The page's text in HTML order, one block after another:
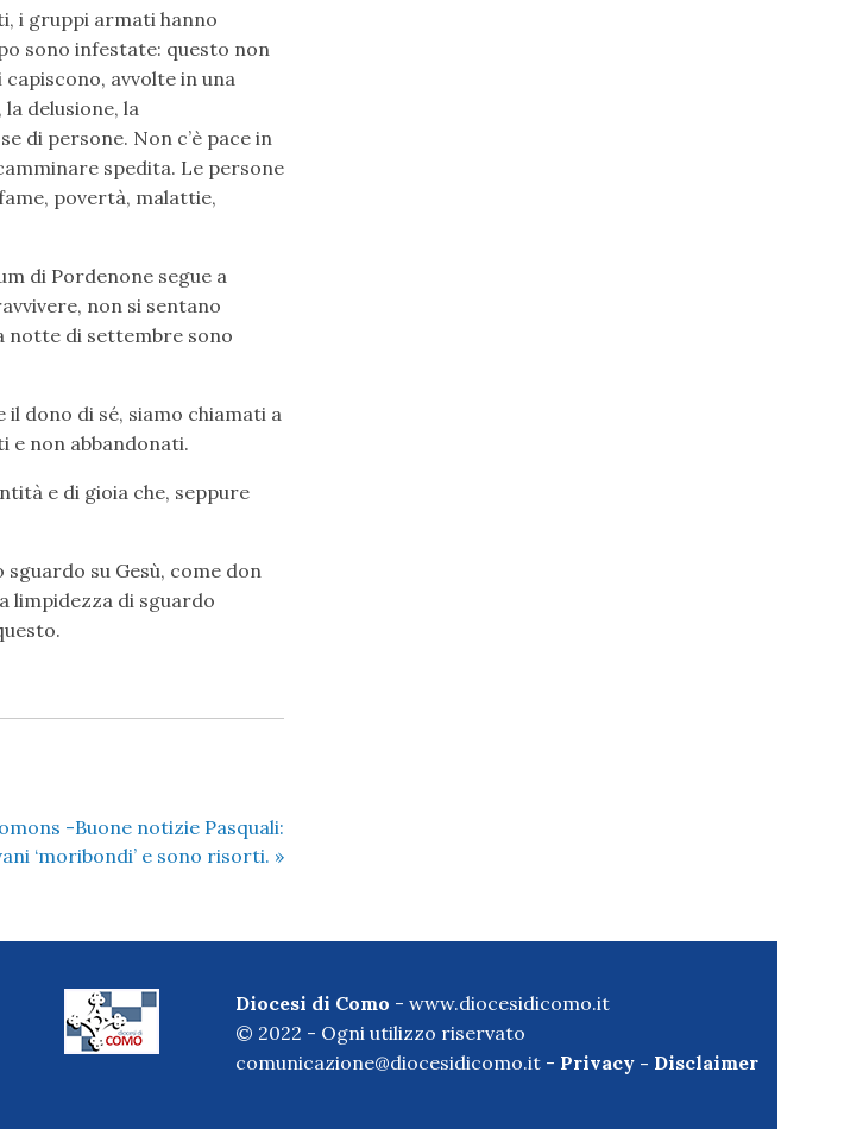
i gruppi armati hanno
sono infestate: questo non
avvolte in una
delusione, la
di persone. Non c’è pace in
spedita. Le persone
povertà, malattie,
di Pordenone segue a
non si sentano
notte di settembre sono
dono di sé, siamo chiamati a
non abbandonati.
e di gioia che, seppure
su Gesù, come don
limpidezza di sguardo
-Buone notizie Pasquali:
‘moribondi’ e sono risorti. »
Diocesi di Como - www.diocesidicomo.it
© 2022 - Ogni utilizzo riservato
comunicazione@diocesidicomo.it - Privacy - Disclaimer